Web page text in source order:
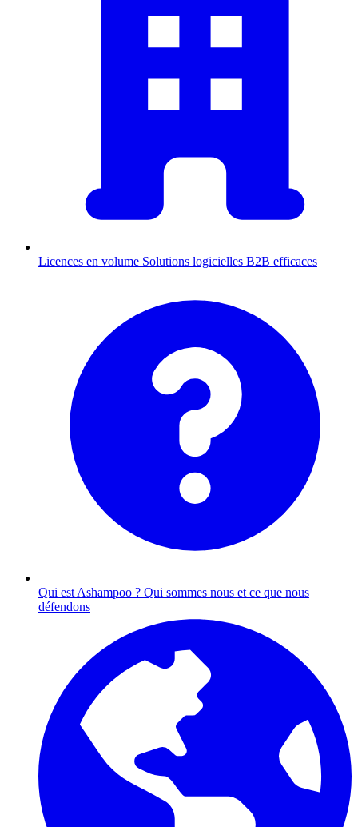
Licences en volume Solutions logicielles B2B efficaces
Qui est Ashampoo ? Qui sommes nous et ce que nous
défendons